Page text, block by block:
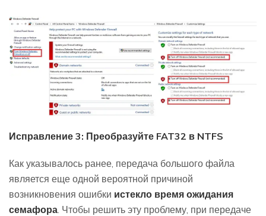
Исправление 3: Преобразуйте FAT32 в NTFS
Как указывалось ранее, передача большого файла
является еще одной вероятной причиной
возникновения ошибки истекло время ожидания
семафора. Чтобы решить эту проблему, при передаче